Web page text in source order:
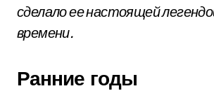
сделало ее настоящей
времени.
Ранние годы